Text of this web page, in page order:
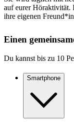
auf eurer Höraktivität.
ihre eigenen
Einen
Du kannst bis zu 10
Smartphone